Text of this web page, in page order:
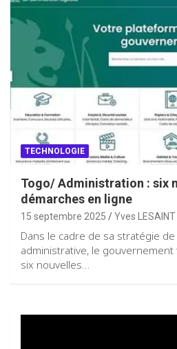
TECHNOLOGIE
Togo/ Administration : six
démarches en ligne
15 septembre 2025 Yves LESAINT
Dans le cadre de sa stratégie
administrative, le
six nouvelles…